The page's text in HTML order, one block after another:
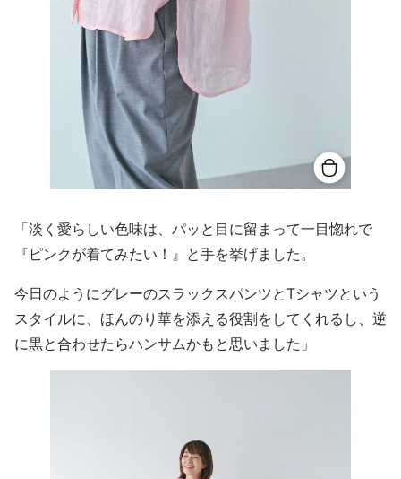
「淡く愛らしい色味は、パッと目に留まって一目惚れで
『ピンクが着てみたい！』と手を挙げました。
今日のようにグレーのスラックスパンツとTシャツという
スタイルに、ほんのり華を添える役割をしてくれるし、逆
に黒と合わせたらハンサムかもと思いました」